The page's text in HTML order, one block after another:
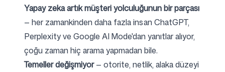
Yapay zeka artık müşteri yolculuğunun bir parçası
— her zamankinden daha fazla insan ChatGPT,
Perplexity ve Google AI Mode'dan yanıtlar alıyor,
çoğu zaman hiç arama yapmadan bile.
Temeller değişmiyor— otorite, netlik, alaka düzeyi